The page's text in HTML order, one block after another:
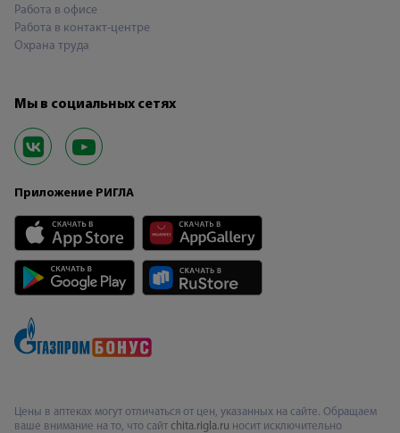
Работа в офисе
Работа в контакт-центре
Охрана труда
Мы в социальных сетях
Приложение РИГЛА
Цены в аптеках могут отличаться от цен, указанных на сайте. Обращаем
ваше внимание на то, что сайт chita.rigla.ru носит исключительно